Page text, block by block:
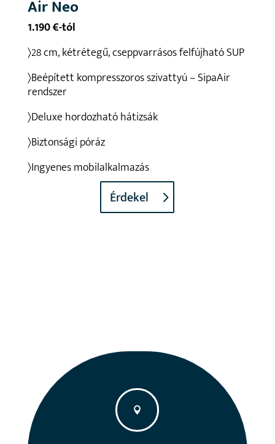
Air Neo
1.190 €-tól
〉28 cm, kétrétegű, cseppvarrásos felfújható SUP
〉Beépített kompresszoros szivattyú – SipaAir
rendszer
〉Deluxe hordozható hátizsák
〉Biztonsági póráz
〉Ingyenes mobilalkalmazás
Érdekel
